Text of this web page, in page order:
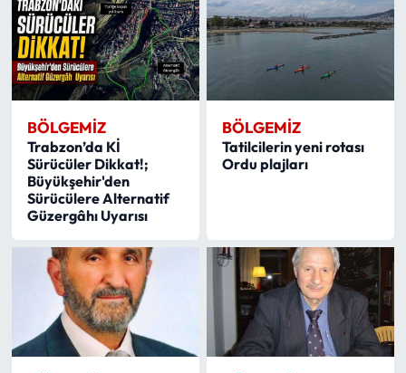
BÖLGEMIZ
Trabzon’da Kİ
Sürücüler Dikkat!;
Büyükşehir'den
Sürücülere Alternatif
Güzergâhı Uyarısı
BÖLGEMIZ
Tatilcilerin yeni rotası
Ordu plajları